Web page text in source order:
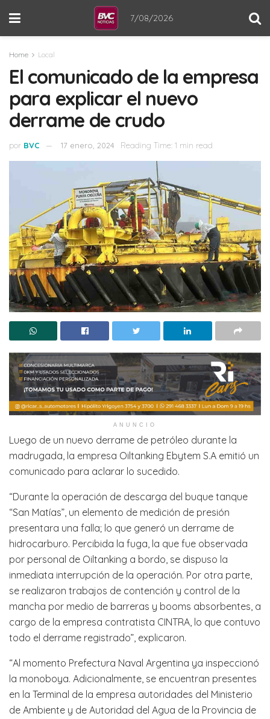
7/08/2026
Home Local
El comunicado de la empresa
para explicar el nuevo
derrame de crudo
por BVC 17 enero, 2024 Reading Time: 1 min read
ANUNCIO
Luego de un nuevo derrame de petróleo durante la
madrugada, la empresa Oiltanking Ebytem S.A emitió un
comunicado para aclarar lo sucedido.
“Durante la operación de descarga del buque tanque
“San Matías”, un elemento de medición de presión
presentara una falla; lo que generó un derrame de
hidrocarburo. Percibida la fuga, la que fue observada
por personal de Oiltanking a bordo, se dispuso la
inmediata interrupción de la operación. Por otra parte,
se realizaron trabajos de contención y control de la
mancha por medio de barreras y booms absorbentes, a
cargo de la empresa contratista CINTRA, lo que contuvo
todo el derrame registrado”, explicaron.
“Al momento Prefectura Naval Argentina ya inspeccionó
la monoboya. Adicionalmente, se encuentran presentes
en la Terminal de la empresa autoridades del Ministerio
de Ambiente y de Autoridad del Agua de la Provincia de